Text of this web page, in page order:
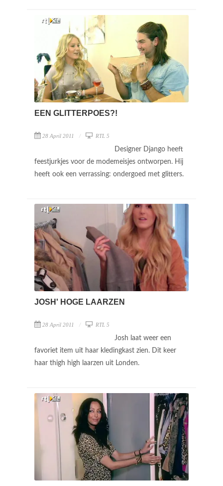
EEN GLITTERPOES?!
28 April 2011 RTL 5
Designer Django heeft
feestjurkjes voor de modemeisjes ontworpen. Hij
heeft ook een verrassing: ondergoed met glitters.
JOSH' HOGE LAARZEN
28 April 2011 RTL 5
Josh laat weer een
favoriet item uit haar kledingkast zien. Dit keer
haar thigh high laarzen uit Londen.